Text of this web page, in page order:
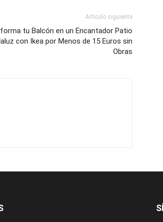
Artículo siguiente
tu Balcón en un Encantador Patio
con Ikea por Menos de 15 Euros sin
Obras